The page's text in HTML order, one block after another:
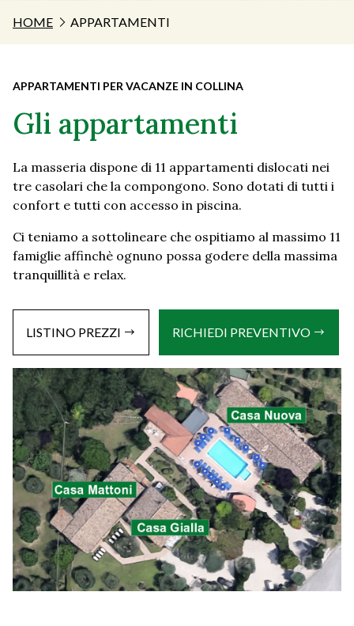
HOME APPARTAMENTI
APPARTAMENTI PER VACANZE IN COLLINA
Gli appartamenti
La masseria dispone di 11 appartamenti dislocati nei
tre casolari che la compongono. Sono dotati di tutti i
confort e tutti con accesso in piscina.
Ci teniamo a sottolineare che ospitiamo al massimo 11
famiglie affinchè ognuno possa godere della massima
tranquillità e relax.
LISTINO PREZZI RICHIEDI PREVENTIVO